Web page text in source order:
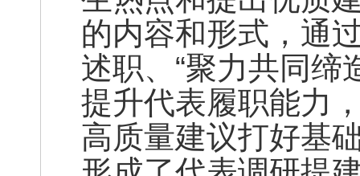
的内容和形式，通
述职、“聚力共同缔
提升代表履职能力
高质量建议打好基